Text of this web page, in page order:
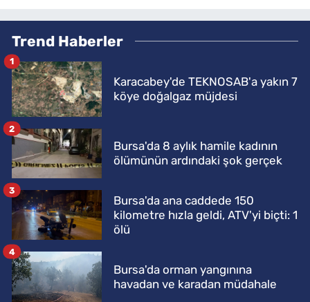
Trend Haberler
Karacabey'de TEKNOSAB'a yakın 7
köye doğalgaz müjdesi
1
Bursa'da 8 aylık hamile kadının
ölümünün ardındaki şok gerçek
2
Bursa'da ana caddede 150
kilometre hızla geldi, ATV'yi biçti: 1
ölü
3
Bursa'da orman yangınına
havadan ve karadan müdahale
4